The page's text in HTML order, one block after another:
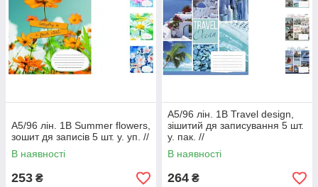
А5/96 лін. 1В Summer flowers,
зошит дя записів 5 шт. у. уп. //
В наявності
253 ₴
А5/96 лін. 1В Travel design,
зішитий дя записування 5 шт.
у. пак. //
В наявності
264 ₴